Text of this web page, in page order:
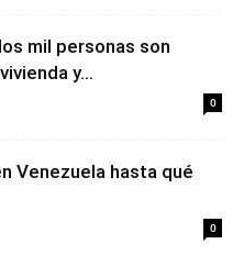
mil personas son
y...
0
Venezuela hasta qué
0